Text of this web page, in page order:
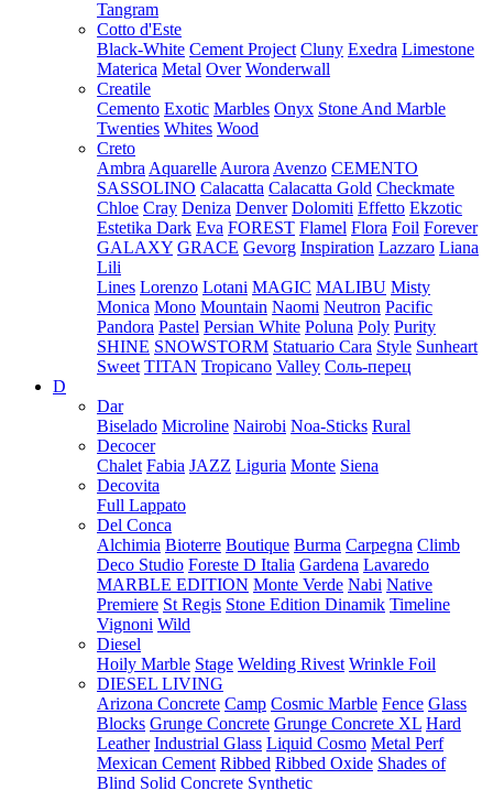
Tangram
Cotto d'Este
Black-White Cement Project Cluny Exedra Limestone
Materica Metal Over Wonderwall
Creatile
Cemento Exotic Marbles Onyx Stone And Marble
Twenties Whites Wood
Creto
Ambra Aquarelle Aurora Avenzo CEMENTO
SASSOLINO Calacatta Calacatta Gold Checkmate
Chloe Cray Deniza Denver Dolomiti Effetto Ekzotic
Estetika Dark Eva FOREST Flamel Flora Foil Forever
GALAXY GRACE Gevorg Inspiration Lazzaro Liana
Lili
Lines Lorenzo Lotani MAGIC MALIBU Misty
Monica Mono Mountain Naomi Neutron Pacific
Pandora Pastel Persian White Poluna Poly Purity
SHINE SNOWSTORM Statuario Cara Style Sunheart
Sweet TITAN Tropicano Valley Соль-перец
D
Dar
Biselado Microline Nairobi Noa-Sticks Rural
Decocer
Chalet Fabia JAZZ Liguria Monte Siena
Decovita
Full Lappato
Del Conca
Alchimia Bioterre Boutique Burma Carpegna Climb
Deco Studio Foreste D Italia Gardena Lavaredo
MARBLE EDITION Monte Verde Nabi Native
Premiere St Regis Stone Edition Dinamik Timeline
Vignoni Wild
Diesel
Hoily Marble Stage Welding Rivest Wrinkle Foil
DIESEL LIVING
Arizona Concrete Camp Cosmic Marble Fence Glass
Blocks Grunge Concrete Grunge Concrete XL Hard
Leather Industrial Glass Liquid Cosmo Metal Perf
Mexican Cement Ribbed Ribbed Oxide Shades of
Blind Solid Concrete Synthetic